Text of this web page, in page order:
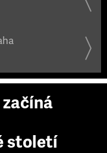
století